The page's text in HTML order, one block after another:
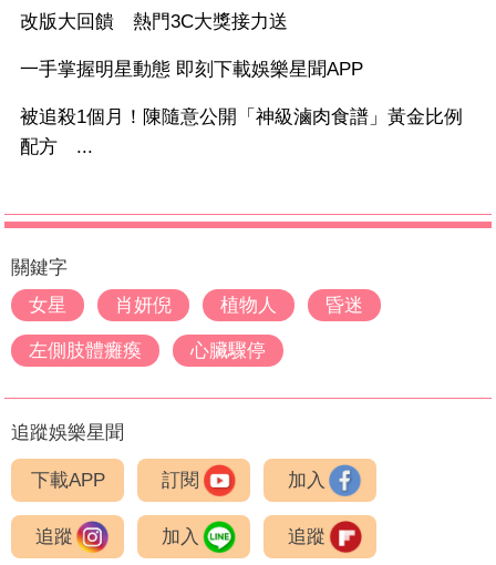
改版大回饋 熱門3C大獎接力送
一手掌握明星動態 即刻下載娛樂星聞APP
被追殺1個月！陳隨意公開「神級滷肉食譜」黃金比例
配方 ...
關鍵字
女星
肖妍倪 植物人 昏迷
左側肢體癱瘓 心臟驟停
追蹤娛樂星聞
下載APP 訂閱 加入
追蹤 加入 追蹤